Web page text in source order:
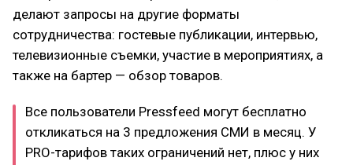
делают запросы на другие форматы
сотрудничества: гостевые публикации, интервью,
телевизионные съемки, участие в мероприятиях, а
также на бартер — обзор товаров.
Все пользователи Pressfeed могут бесплатно
откликаться на 3 предложения СМИ в месяц. У
PRO-тарифов таких ограничений нет, плюс у них